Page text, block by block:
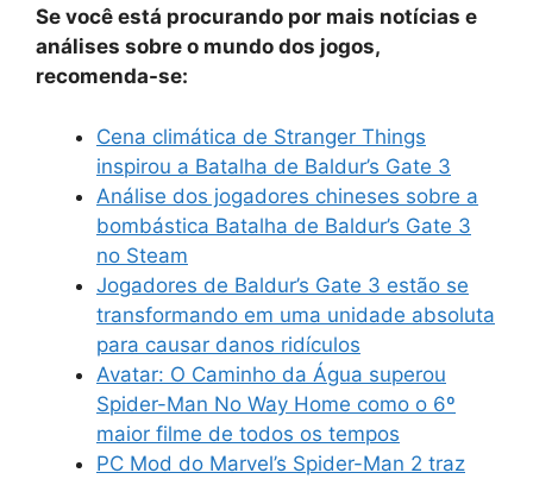
Se você está procurando por mais notícias e
análises sobre o mundo dos jogos,
recomenda-se:
Cena climática de Stranger Things
inspirou a Batalha de Baldur’s Gate 3
Análise dos jogadores chineses sobre a
bombástica Batalha de Baldur’s Gate 3
no Steam
Jogadores de Baldur’s Gate 3 estão se
transformando em uma unidade absoluta
para causar danos ridículos
Avatar: O Caminho da Água superou
Spider-Man No Way Home como o 6º
maior filme de todos os tempos
PC Mod do Marvel’s Spider-Man 2 traz